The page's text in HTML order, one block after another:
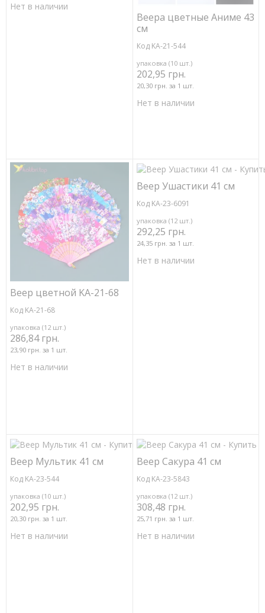
Нет в наличии
Веера цветные Аниме 43
см
Код KA-21-544
упаковка (10 шт.)
202,95 грн.
20,30 грн. за 1 шт.
Нет в наличии
Веер цветной KA-21-68
Код KA-21-68
упаковка (12 шт.)
286,84 грн.
23,90 грн. за 1 шт.
Нет в наличии
Веер Ушастики 41 см
Код KA-23-6091
упаковка (12 шт.)
292,25 грн.
24,35 грн. за 1 шт.
Нет в наличии
Веер Мультик 41 см
Код KA-23-544
упаковка (10 шт.)
202,95 грн.
20,30 грн. за 1 шт.
Нет в наличии
Веер Сакура 41 см
Код KA-23-5843
упаковка (12 шт.)
308,48 грн.
25,71 грн. за 1 шт.
Нет в наличии